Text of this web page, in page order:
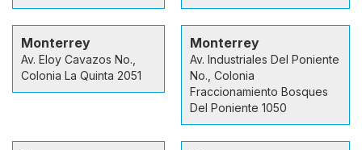
Monterrey
Av. Eloy Cavazos No.,
Colonia La Quinta 2051
Monterrey
Av. Industriales Del Poniente
No., Colonia
Fraccionamiento Bosques
Del Poniente 1050